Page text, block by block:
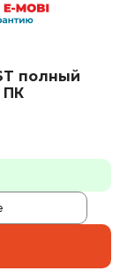
полный
ПК